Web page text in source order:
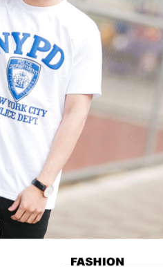
恩沛科技股份有限公司提供之「AFTEE先享
服務之必要範圍內提供個人資料，並將交
恩沛科技股份有限公司。
資料處理事宜，請瀏覽以下網址：
terms/#terms3
的使用者請事先徵得法定代理人或監護人之
享後付」，若未經同意申辦者引起之損失，
AFTEE先享後付」時，將依據個別帳號之用
予不同之上限額度；若仍有額度不足之情形
進行身份認證。
註冊多個帳號或使用他人資訊註冊。若發
技股份有限公司將有權停止該用戶之使用額
，滿NT$3,000(含以上)免運費